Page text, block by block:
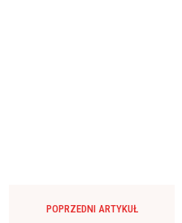
POPRZEDNI ARTYKUŁ